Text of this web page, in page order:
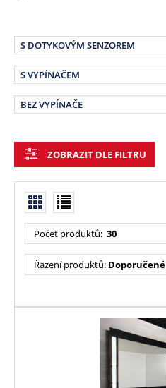
S DOTYKOVÝM SENZOREM
S VYPÍNAČEM
BEZ VYPÍNAČE
ZOBRAZIT DLE FILTRU
Počet produktů: 30
Řazení produktů: Doporučené